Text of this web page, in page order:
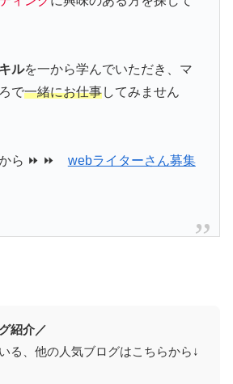
ルを一から学んでいただき、マ
で一緒にお仕事してみません
ら ⏩ ⏩ webライターさん募集
紹介／
る、他の人気ブログはこちらから↓